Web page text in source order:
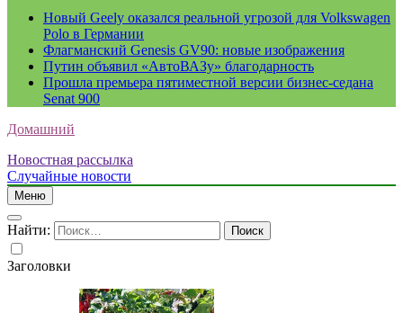
Новый Geely оказался реальной угрозой для Volkswagen
Polo в Германии
Флагманский Genesis GV90: новые изображения
Путин объявил «АвтоВАЗу» благодарность
Прошла премьера пятиместной версии бизнес-седана
Senat 900
Домашний
Новостная рассылка
Случайные новости
Меню
Найти:
Заголовки